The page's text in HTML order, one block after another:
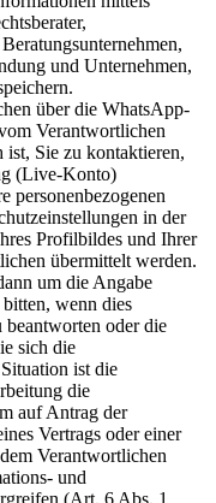
und Unternehmen,
über die WhatsApp-
Verantwortlichen
Sie zu kontaktieren,
(Live-Konto)
personenbezogenen
in der
Profilbildes und Ihrer
übermittelt werden.
um die Angabe
wenn dies
oder die
sich die
ist die
die
auf Antrag der
Vertrags oder einer
Verantwortlichen
und
(Art. 6 Abs. 1